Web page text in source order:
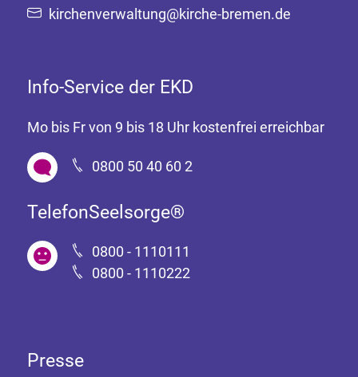
kirchenverwaltung@kirche-bremen.de
Info-Service der EKD
Mo bis Fr von 9 bis 18 Uhr kostenfrei erreichbar
0800 50 40 60 2
TelefonSeelsorge®
0800 - 1110111
0800 - 1110222
Presse